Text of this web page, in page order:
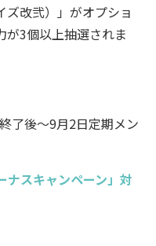
改弐）」がオプショ
が3個以上抽選されま
了後～9月2日定期メン
スキャンペーン」対